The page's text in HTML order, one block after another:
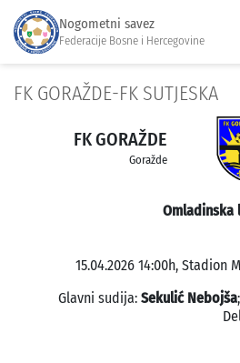
Nogometni savez
Federacije Bosne i Hercegovine
FK GORAŽDE-FK SUTJESKA
FK GORAŽDE
Goražde
Omladinska
15.04.2026 14:00h, Stadion
Glavni sudija: Sekulić Nebojša